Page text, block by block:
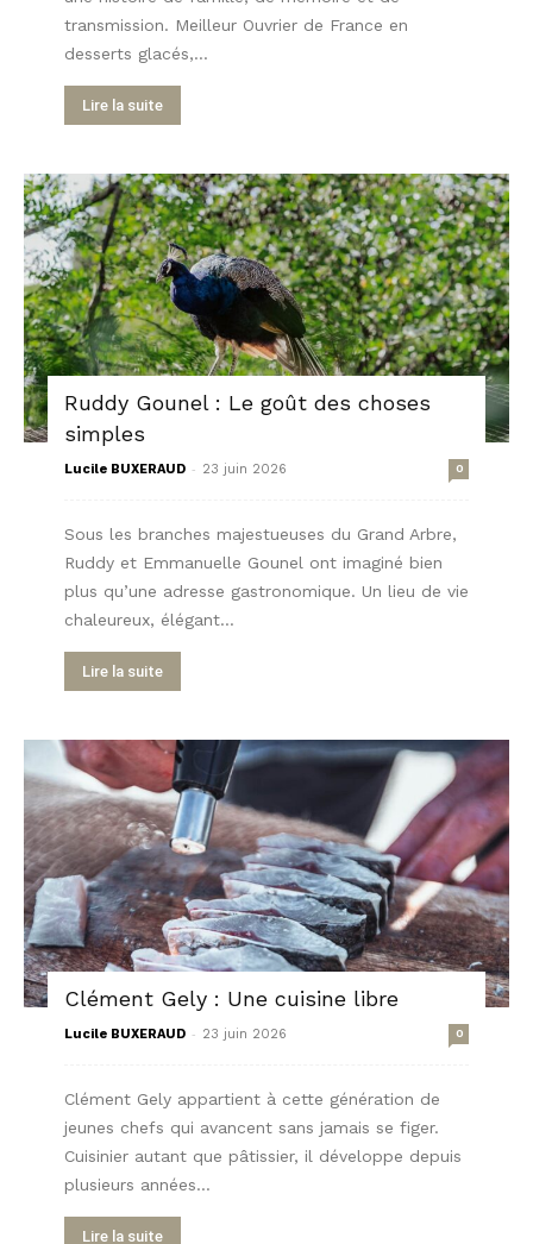
transmission. Meilleur Ouvrier de France en
desserts glacés,...
Lire la suite
Ruddy Gounel : Le goût des choses
simples
Lucile BUXERAUD - 23 juin 2026 0
Sous les branches majestueuses du Grand Arbre,
Ruddy et Emmanuelle Gounel ont imaginé bien
plus qu’une adresse gastronomique. Un lieu de vie
chaleureux, élégant...
Lire la suite
Clément Gely : Une cuisine libre
Lucile BUXERAUD - 23 juin 2026 0
Clément Gely appartient à cette génération de
jeunes chefs qui avancent sans jamais se figer.
Cuisinier autant que pâtissier, il développe depuis
plusieurs années...
Lire la suite